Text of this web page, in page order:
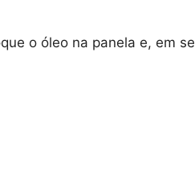
o óleo na panela e, em